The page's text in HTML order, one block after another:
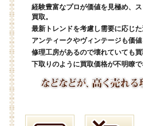
経験豊富なプロが価値を見極め、
買取。
最新トレンドを考慮し需要に応じた
アンティークやヴィンテージも価値
修理工房があるので壊れていても買
下取りのように買取価格が不明瞭で